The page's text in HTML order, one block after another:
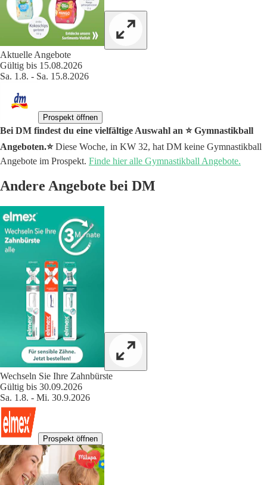
Aktuelle Angebote
Gültig bis 15.08.2026
Sa. 1.8. - Sa. 15.8.2026
Prospekt öffnen
Bei DM findest du eine vielfältige Auswahl an ⭐️ Gymnastikball
Angeboten.⭐️Diese Woche, in KW 32, hat DM keine Gymnastikball
Angebote im Prospekt. Finde hier alle Gymnastikball Angebote.
Andere Angebote bei DM
Wechseln Sie Ihre Zahnbürste
Gültig bis 30.09.2026
Sa. 1.8. - Mi. 30.9.2026
Prospekt öffnen